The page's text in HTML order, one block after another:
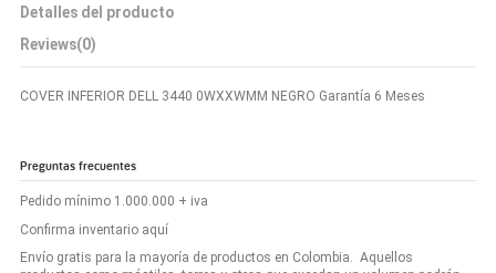
Detalles del producto
Reviews(0)
COVER INFERIOR DELL 3440 0WXXWMM NEGRO Garantía 6 Meses
Preguntas frecuentes
Pedido mínimo 1.000.000 + iva
Confirma inventario aquí
Envío gratis para la mayoría de productos en Colombia. Aquellos